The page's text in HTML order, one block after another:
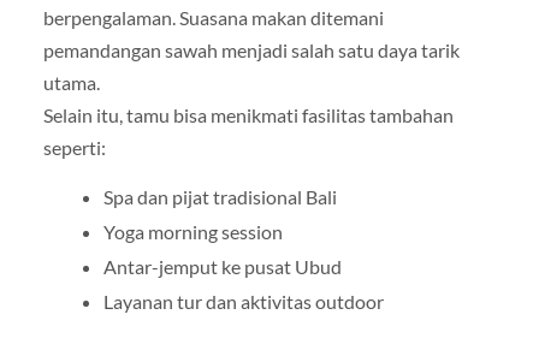
berpengalaman. Suasana makan ditemani
pemandangan sawah menjadi salah satu daya tarik
utama.
Selain itu, tamu bisa menikmati fasilitas tambahan
seperti:
Spa dan pijat tradisional Bali
Yoga morning session
Antar-jemput ke pusat Ubud
Layanan tur dan aktivitas outdoor